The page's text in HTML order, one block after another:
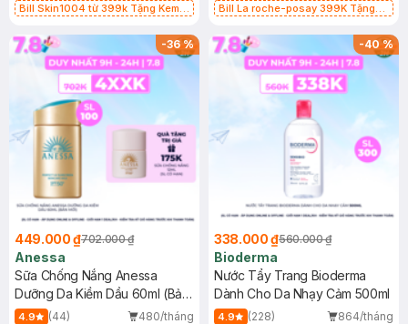
Bill Skin1004 từ 399k Tặng Kem
SPF 50+ 20ml (SL Có Hạn)
Bill La roche-posay 399K Tặng
(SL có hạn)
-36%
449.000 ₫702.000 ₫
Anessa
Sữa Chống Nắng Anessa
Dưỡng Da Kiềm Dầu 60ml (Bản
Mới)
4.9 (44) 480/tháng
-40%
338.000 ₫560.000 ₫
Bioderma
Nước Tẩy Trang Bioderma
Dành Cho Da Nhạy Cảm 500ml
4.9 (228) 864/tháng